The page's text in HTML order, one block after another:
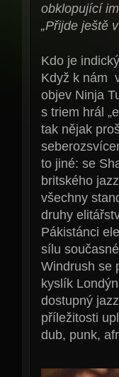
obklopující
„Přijde ještě
Kdo je
Když k nám
objev Ninja
s triem hrál
tak nějak
to jiné: se
britského
všechny
druhy
Pákistánci
sílu
Windrush se
kyslík
dostupný
příležitosti
dub, punk,